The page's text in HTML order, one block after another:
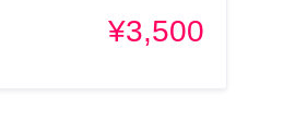
¥3,500